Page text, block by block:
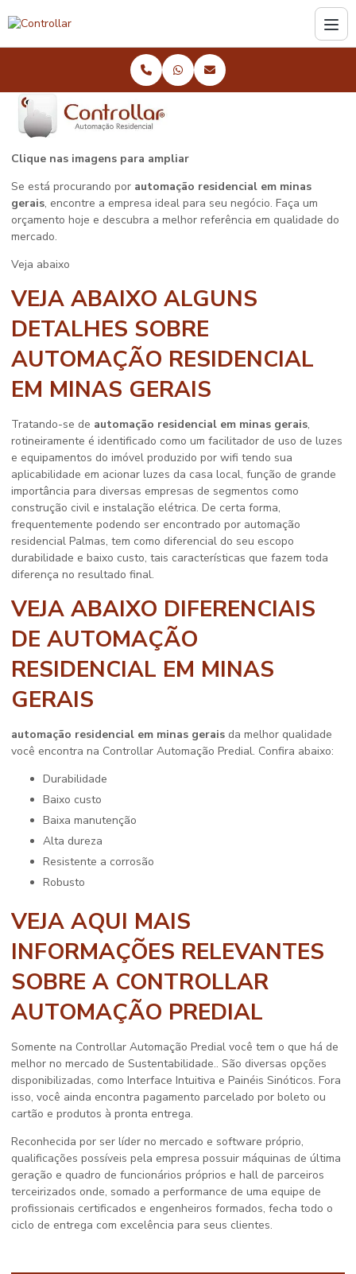
Clique nas imagens para ampliar
Se está procurando por automação residencial em minas
gerais, encontre a empresa ideal para seu negócio. Faça um
orçamento hoje e descubra a melhor referência em qualidade do
mercado.
Veja abaixo
VEJA ABAIXO ALGUNS
DETALHES SOBRE
AUTOMAÇÃO RESIDENCIAL
EM MINAS GERAIS
Tratando-se de automação residencial em minas gerais,
rotineiramente é identificado como um facilitador de uso de luzes
e equipamentos do imóvel produzido por wifi tendo sua
aplicabilidade em acionar luzes da casa local, função de grande
importância para diversas empresas de segmentos como
construção civil e instalação elétrica. De certa forma,
frequentemente podendo ser encontrado por automação
residencial Palmas, tem como diferencial do seu escopo
durabilidade e baixo custo, tais características que fazem toda
diferença no resultado final.
VEJA ABAIXO DIFERENCIAIS
DE AUTOMAÇÃO
RESIDENCIAL EM MINAS
GERAIS
automação residencial em minas gerais da melhor qualidade
você encontra na Controllar Automação Predial. Confira abaixo:
durabilidade
baixo custo
baixa manutenção
alta dureza
resistente a corrosão
robusto
VEJA AQUI MAIS
INFORMAÇÕES RELEVANTES
SOBRE A CONTROLLAR
AUTOMAÇÃO PREDIAL
Somente na Controllar Automação Predial você tem o que há de
melhor no mercado de Sustentabilidade.. São diversas opções
disponibilizadas, como Interface Intuitiva e Painéis Sinóticos. Fora
isso, você ainda encontra pagamento parcelado por boleto ou
cartão e produtos à pronta entrega.
Reconhecida por ser líder no mercado e software próprio,
qualificações possíveis pela empresa possuir máquinas de última
geração e quadro de funcionários próprios e hall de parceiros
terceirizados onde, somado a performance de uma equipe de
profissionais certificados e engenheiros formados, fecha todo o
ciclo de entrega com excelência para seus clientes.